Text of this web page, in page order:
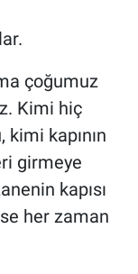
çoğumuz
Kimi hiç
kapının
girmeye
kapısı
her zaman